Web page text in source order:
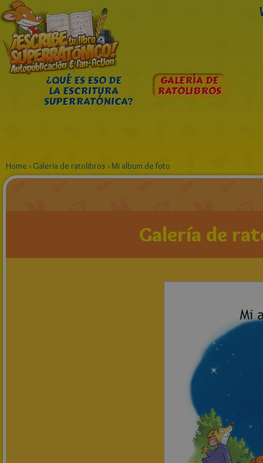
¿QUÉ ES ESO DE
LA ESCRITURA
SUPERRATÓNICA?
GALERÍA DE
RATOLIBROS
Home › Galería de ratolibros ›Mi album de foto
Galería de